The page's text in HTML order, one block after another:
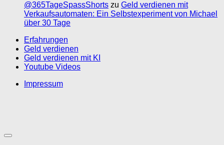
@365TageSpassShorts zu Geld verdienen mit
Verkaufsautomaten: Ein Selbstexperiment von Michael
über 30 Tage
Erfahrungen
Geld verdienen
Geld verdienen mit KI
Youtube Videos
Impressum